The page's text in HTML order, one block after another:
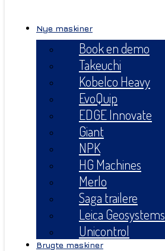
Nye maskiner
Book en demo
Takeuchi
Kobelco Heavy
EvoQuip
EDGE Innovate
Giant
NPK
HG Machines
Merlo
Saga trailere
Leica Geosystems
Unicontrol
Brugte maskiner